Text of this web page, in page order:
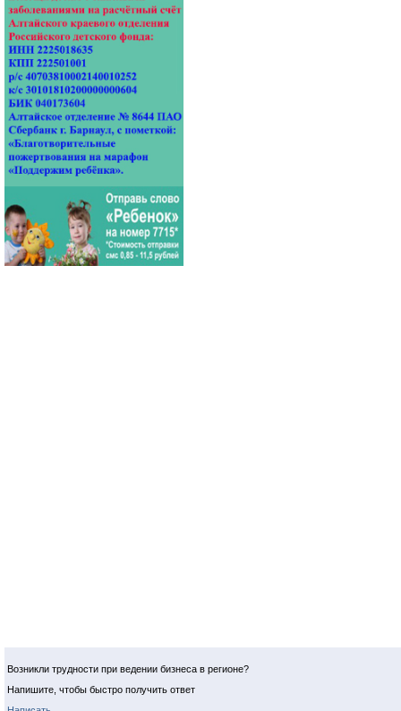
Возникли трудности при ведении бизнеса в регионе?
Напишите, чтобы быстро получить ответ